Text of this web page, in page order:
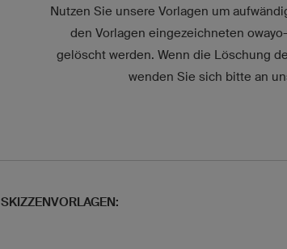
Nutzen Sie unsere Vorlagen um
den Vorlagen eingezeichneten
gelöscht werden. Wenn die Löschung
wenden Sie sich bitte an
SKIZZENVORLAGEN: